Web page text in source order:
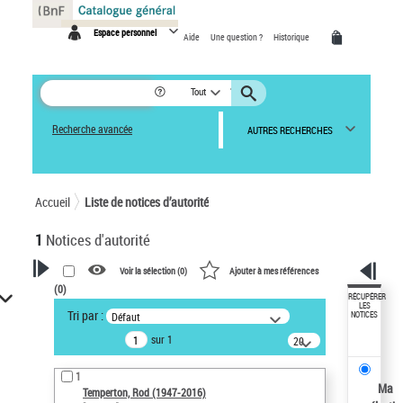
Espace personnel Aide Une question ? Historique
Tout
Recherche avancée AUTRES RECHERCHES
Accueil Liste de notices d’autorité
1 Notices d'autorité
VOTRE RECHERCHE
Recherche avancée dans les
notices d’autorité
Œuvres liées à l'auteur :
Temperton, Rod (1947-2016)
Voir la sélection (0) Ajouter à mes références
(0)
Tri par : Défaut
sur 1
20
résultats/page
1
Temperton, Rod (1947-2016)
RÉCUPÉRER
LES
NOTICES
Ma
Panneau de gestion des cookies